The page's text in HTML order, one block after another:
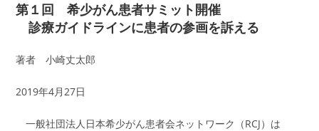
第１回 希少がん患者サミット開催
診療ガイドラインに患者の参画を訴える
著者 小崎丈太郎
2019年4月27日
一般社団法人日本希少がん患者会ネットワーク（RCJ）は